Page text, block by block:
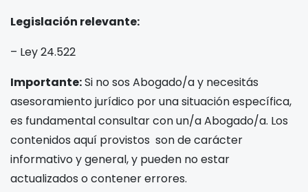
Legislación relevante:
– Ley 24.522
Importante:Si no sos Abogado/a y necesitás
asesoramiento jurídico por una situación específica,
es fundamental consultar con un/a Abogado/a. Los
contenidos aquí provistos son de carácter
informativo y general, y pueden no estar
actualizados o contener errores.